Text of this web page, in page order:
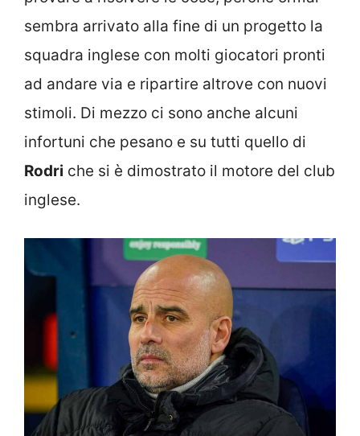
sembra arrivato alla fine di un progetto la
squadra inglese con molti giocatori pronti
ad andare via e ripartire altrove con nuovi
stimoli. Di mezzo ci sono anche alcuni
infortuni che pesano e su tutti quello di
Rodri che si è dimostrato il motore del club
inglese.